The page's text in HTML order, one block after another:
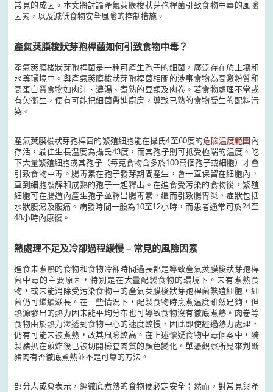
常見的成因。本文將討論產氣莢膜梭狀芽孢桿菌引致食物中毒的風險
因素，以及減低食物安全風險的控制措施。
產氣莢膜梭狀芽孢桿菌如何引致食物中毒？
產氣莢膜梭狀芽孢桿菌是一種可產生孢子的細菌，廣泛存在於土壤和
水等環境中。與產氣莢膜梭狀芽孢桿菌相關的涉事食物為高澱粉質和
高蛋白質食物如肉汁、濃湯、煮熟的豆類及肉卷。若食物處理不當或
有欠衞生，便有可能把細菌帶進廚房，導致已熟的食物受生的配料污
染。
產氣莢膜梭狀芽孢桿菌的繁殖細胞能在攝氏4至60度的危險温度範圍 內
存活，最佳生長温度為攝氏43度，而其孢子則可抵受極端的温度。吃
下大量繁殖細胞或其孢子（每克食物含多於100萬個孢子或細胞）才會
引致食物中毒。腸毒素在孢子發芽期間產生，會一直保留在細胞內，
直到細胞裂解和成熟的孢子一起釋出。在進食受污染的食物後，繁殖
細胞可在腸道內產生孢子並釋出腸毒素，繼而引致腸胃炎，症狀包括
水狀腹瀉及腹痛。病發時間一般為10至12小時，而患者通常可於24至
48小時內康復。
熱處理不足及冷卻過程緩慢 – 常見的風險因素
進食未煮熟的食物和食物冷卻時間過長都是導致產氣莢膜梭狀芽孢桿
菌中毒的主要原因，特別是在大量配製食物的環境下。未有煮熟食
物，或未能消除受污染食物中的產氣莢膜梭狀芽孢桿菌繁殖細胞，細
菌仍可繼續滋長。在一些情況下，配製食物時烹煮温度雖然足夠，但
熱源發出的熱力因未能平均分布也可導致食物沒有徹底煮熟。肉卷等
食物由於熱力滲透到食物中心的速度較慢，因此即使經過熱力處理，
仍有可能未被煮熟，故其風險較高。在上述懷疑食物中毒個案中，醃
製豬扒在煎炸後已被切開檢查肉質的顏色變化。單憑觀察所見來判斷
豬肉有否徹底煮熟並不是可靠的方法。
部分人或會表示，經徹底煮熟的食物便必定安全；然而，對常見與產